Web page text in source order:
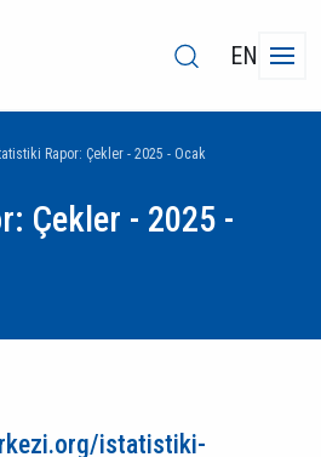
EN
Rapor: Çekler - 2025 - Ocak
Çekler - 2025 -
istatistiki-